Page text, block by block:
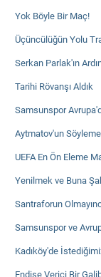
Yok Böyle Bir Maç!
Üçüncülüğün Yolu
Serkan Parlak'ın
Tarihi Rövanşı Aldık
Samsunspor
Aytmatov'un
UEFA En Ön Eleme
Yenilmek ve Buna
Santraforun
Samsunspor ve
Kadıköy'de
Endişe Verici Bir